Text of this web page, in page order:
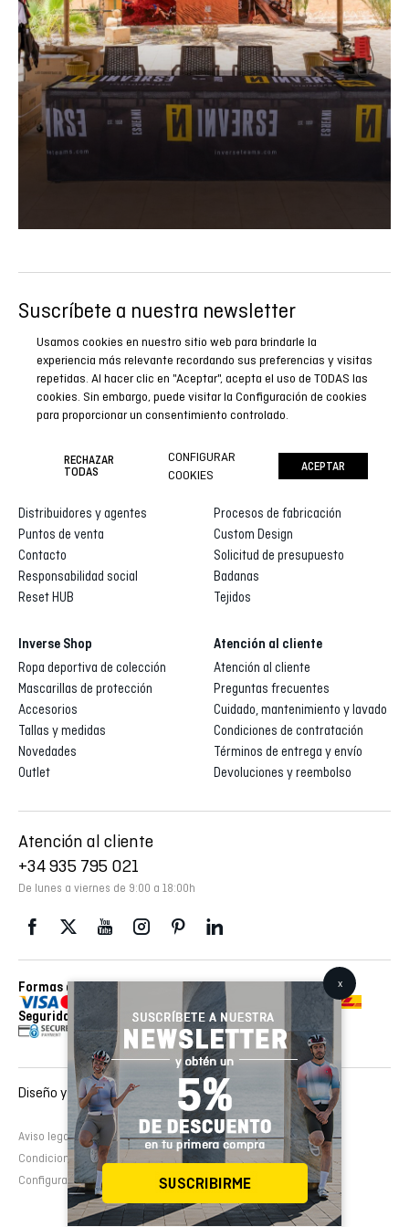
Suscríbete a nuestra newsletter
Sé el primero en conocer todas nuestras novedades,
reportajes y promociones especiales.
SUSCRIBIRME AHORA
Distribuidores y agentes
Puntos de venta
Contacto
Responsabilidad social
Reset HUB
Inverse custom
Procesos de fabricación
Custom Design
Solicitud de presupuesto
Badanas
Tejidos
Inverse Shop
Ropa deportiva de colección
Mascarillas de protección
Accesorios
Tallas y medidas
Novedades
Outlet
Atención al cliente
Atención al cliente
Preguntas frecuentes
Cuidado, mantenimiento y lavado
Condiciones de contratación
Términos de entrega y envío
Devoluciones y reembolso
Atención al cliente
+34 935 795 021
De lunes a viernes de 9:00 a 18:00h
Formas de pago
Envios realizados con
Seguridad
Aviso legal Política de cookies
Política de privacidad
Condiciones de contratación
Configurar cookies
Diseño y desarrollo web : EMFASI
Usamos cookies en nuestro sitio web para brindarle la
experiencia más relevante recordando sus preferencias y visitas
repetidas. Al hacer clic en "Aceptar", acepta el uso de TODAS las
cookies. Sin embargo, puede visitar la Configuración de cookies
para proporcionar un consentimiento controlado.
RECHAZAR
TODAS
CONFIGURAR
COOKIES
ACEPTAR